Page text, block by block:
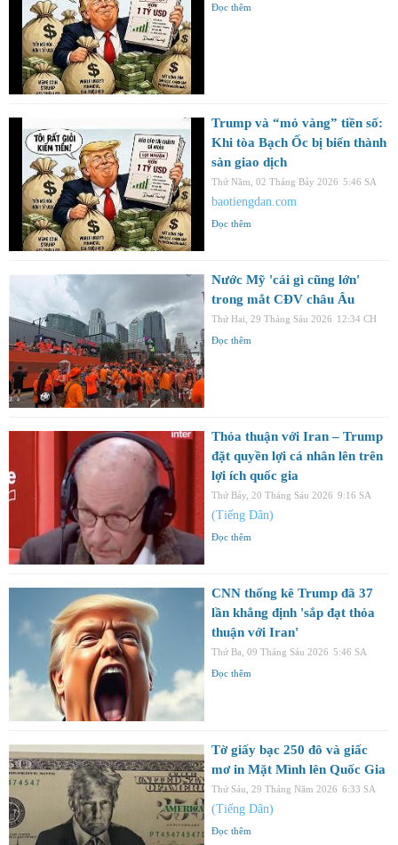
Đọc thêm
Trump và “mỏ vàng” tiền số:
Khi tòa Bạch Ốc bị biến thành
sàn giao dịch
Thứ Năm, 02 Tháng Bảy 2026 5:46 SA
baotiengdan.com
Đọc thêm
Nước Mỹ 'cái gì cũng lớn'
trong mắt CĐV châu Âu
Thứ Hai, 29 Tháng Sáu 2026 12:34 CH
Đọc thêm
Thỏa thuận với Iran – Trump
đặt quyền lợi cá nhân lên trên
lợi ích quốc gia
Thứ Bảy, 20 Tháng Sáu 2026 9:16 SA
(Tiếng Dân)
Đọc thêm
CNN thống kê Trump đã 37
lần khẳng định 'sắp đạt thỏa
thuận với Iran'
Thứ Ba, 09 Tháng Sáu 2026 5:46 SA
Đọc thêm
Tờ giấy bạc 250 đô và giấc
mơ in Mặt Mình lên Quốc Gia
Thứ Sáu, 29 Tháng Năm 2026 6:33 SA
(Tiếng Dân)
Đọc thêm